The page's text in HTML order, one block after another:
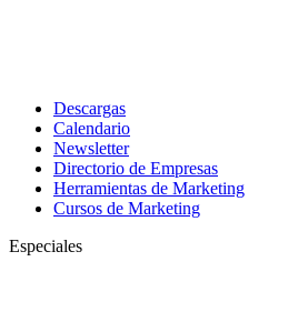
Descargas
Calendario
Newsletter
Directorio de Empresas
Herramientas de Marketing
Cursos de Marketing
Especiales